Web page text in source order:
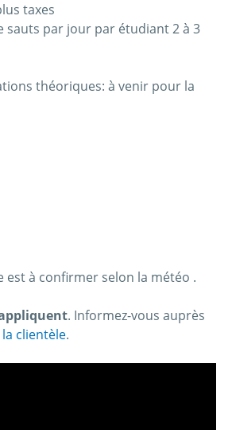
taxes
par jour par étudiant 2 à 3
théoriques: à venir pour la
est à confirmer selon la météo .
. Informez-vous auprès
clientèle.